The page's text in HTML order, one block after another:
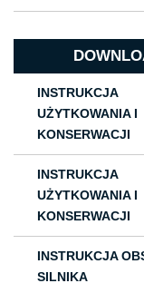
INSTRUKCJA
UŻYTKOWANIA I
KONSERWACJI
INSTRUKCJA
UŻYTKOWANIA I
KONSERWACJI
INSTRUKCJA
SILNIKA